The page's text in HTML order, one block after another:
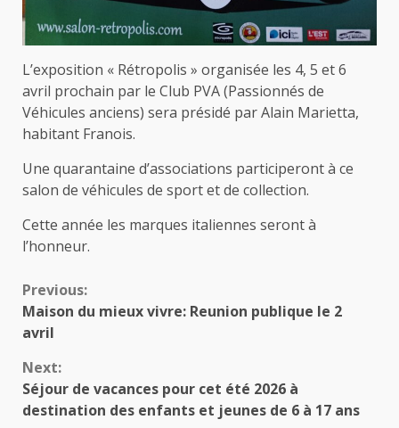
L’exposition « Rétropolis » organisée les 4, 5 et 6
avril prochain par le Club PVA (Passionnés de
Véhicules anciens) sera présidé par Alain Marietta,
habitant Franois.
Une quarantaine d’associations participeront à ce
salon de véhicules de sport et de collection.
Cette année les marques italiennes seront à
l’honneur.
Continue
Reading
Previous:
Maison du mieux vivre: Reunion publique le 2
avril
Next:
Séjour de vacances pour cet été 2026 à
destination des enfants et jeunes de 6 à 17 ans